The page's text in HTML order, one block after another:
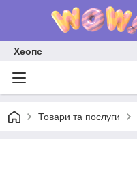
Хеопс
Товари та послуги